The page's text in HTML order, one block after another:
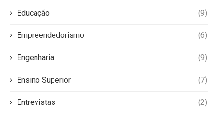
Educação (9)
Empreendedorismo (6)
Engenharia (9)
Ensino Superior (7)
Entrevistas (2)